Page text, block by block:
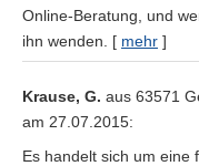
Online-Beratung, und
ihn wenden. [ mehr ]
Krause, G. aus 63571
am 27.07.2015:
Es handelt sich um eine